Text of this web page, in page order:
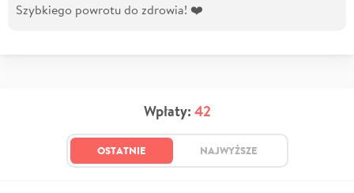
Szybkiego powrotu do zdrowia! ❤️
Wpłaty: 42
OSTATNIE NAJWYŻSZE